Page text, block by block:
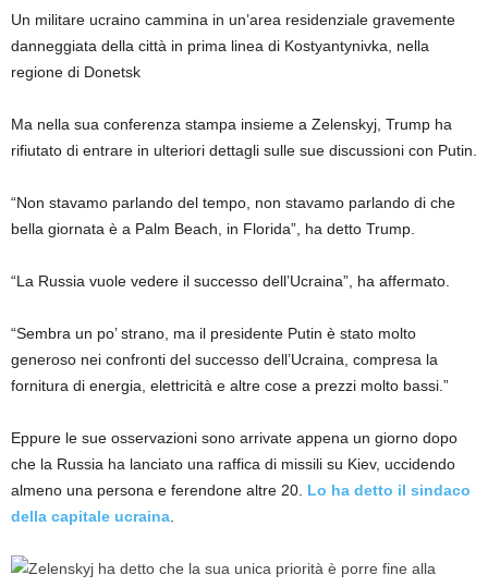
Un militare ucraino cammina in un’area residenziale gravemente
danneggiata della città in prima linea di Kostyantynivka, nella
regione di Donetsk
Ma nella sua conferenza stampa insieme a Zelenskyj, Trump ha
rifiutato di entrare in ulteriori dettagli sulle sue discussioni con Putin.
“Non stavamo parlando del tempo, non stavamo parlando di che
bella giornata è a Palm Beach, in Florida”, ha detto Trump.
“La Russia vuole vedere il successo dell’Ucraina”, ha affermato.
“Sembra un po’ strano, ma il presidente Putin è stato molto
generoso nei confronti del successo dell’Ucraina, compresa la
fornitura di energia, elettricità e altre cose a prezzi molto bassi.”
Eppure le sue osservazioni sono arrivate appena un giorno dopo
che la Russia ha lanciato una raffica di missili su Kiev, uccidendo
almeno una persona e ferendone altre 20. Lo ha detto il sindaco
della capitale ucraina